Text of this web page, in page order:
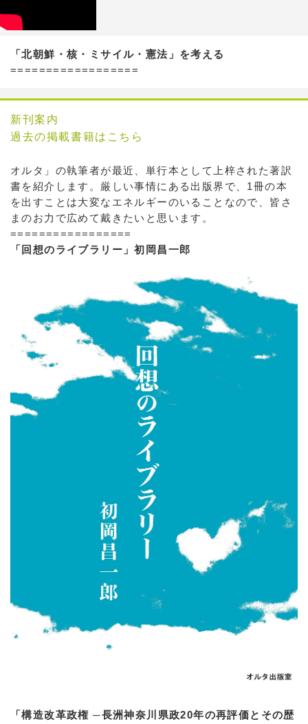
「北朝鮮・核・ミサイル・憲法」を考える
==================
新刊案内
過去の掲載書籍はこちら
オルタ」の執筆者が最近、単行本として上梓された著訳
書を紹介します。厳しい事情にある出版界で、1冊の本
を出すことは大変なエネルギーのいることなので、皆さ
まのお力で広めて戴きたいと思います。
=================
「回想のライブラリー」初岡昌一郎
「構造改革政権 ─長洲神奈川県政20年の再評価とその歴